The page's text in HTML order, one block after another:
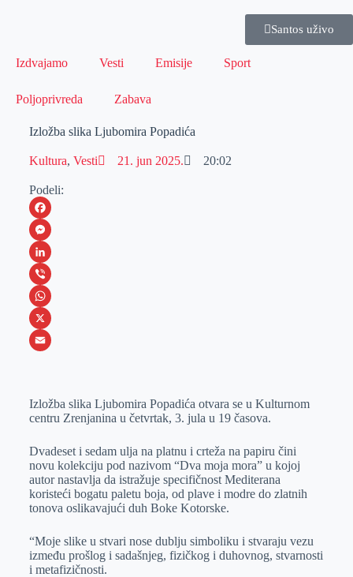
Santos uživo
Izdvajamo Vesti Emisije Sport
Poljoprivreda Zabava
Izložba slika Ljubomira Popadića
Kultura, Vesti 21. jun 2025. 20:02
Podeli:
F
a
c
e
b
o
M
e
s
s
e
e
L
i
n
k
I
V
i
b
W
h
s
p
p
X
a
l
Izložba slika Ljubomira Popadića otvara se u Kulturnom
centru Zrenjanina u četvrtak, 3. jula u 19 časova.
Dvadeset i sedam ulja na platnu i crteža na papiru čini
novu kolekciju pod nazivom “Dva moja mora” u kojoj
autor nastavlja da istražuje specifičnost Mediterana
koristeći bogatu paletu boja, od plave i modre do zlatnih
tonova oslikavajući duh Boke Kotorske.
“Moje slike u stvari nose dublju simboliku i stvaraju vezu
između prošlog i sadašnjeg, fizičkog i duhovnog, stvarnosti
i metafizičnosti.